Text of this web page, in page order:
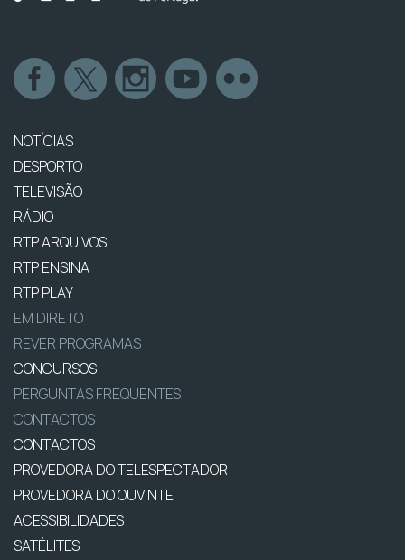
NOTÍCIAS
DESPORTO
TELEVISÃO
RÁDIO
RTP ARQUIVOS
RTP ENSINA
RTP PLAY
EM DIRETO
REVER PROGRAMAS
CONCURSOS
PERGUNTAS FREQUENTES
CONTACTOS
CONTACTOS
PROVEDORA DO TELESPECTADOR
PROVEDORA DO OUVINTE
ACESSIBILIDADES
SATÉLITES